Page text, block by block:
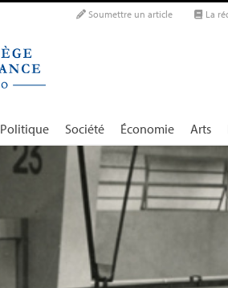
Soumettre un article La
Politique Société Économie Arts